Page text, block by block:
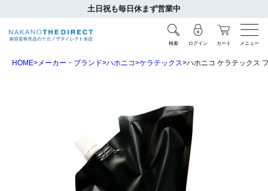
土日祝も毎日休まず営業中
検索 ログイン カート メニュー
HOME メーカー・ブランド ハホニコ ケラテックス ハホニコ ケラテックス